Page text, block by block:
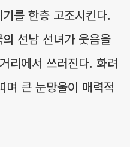
를 한층 고조시킨다.
선남 선녀가 웃음을
리에서 쓰러진다. 화려
며 큰 눈망울이 매력적